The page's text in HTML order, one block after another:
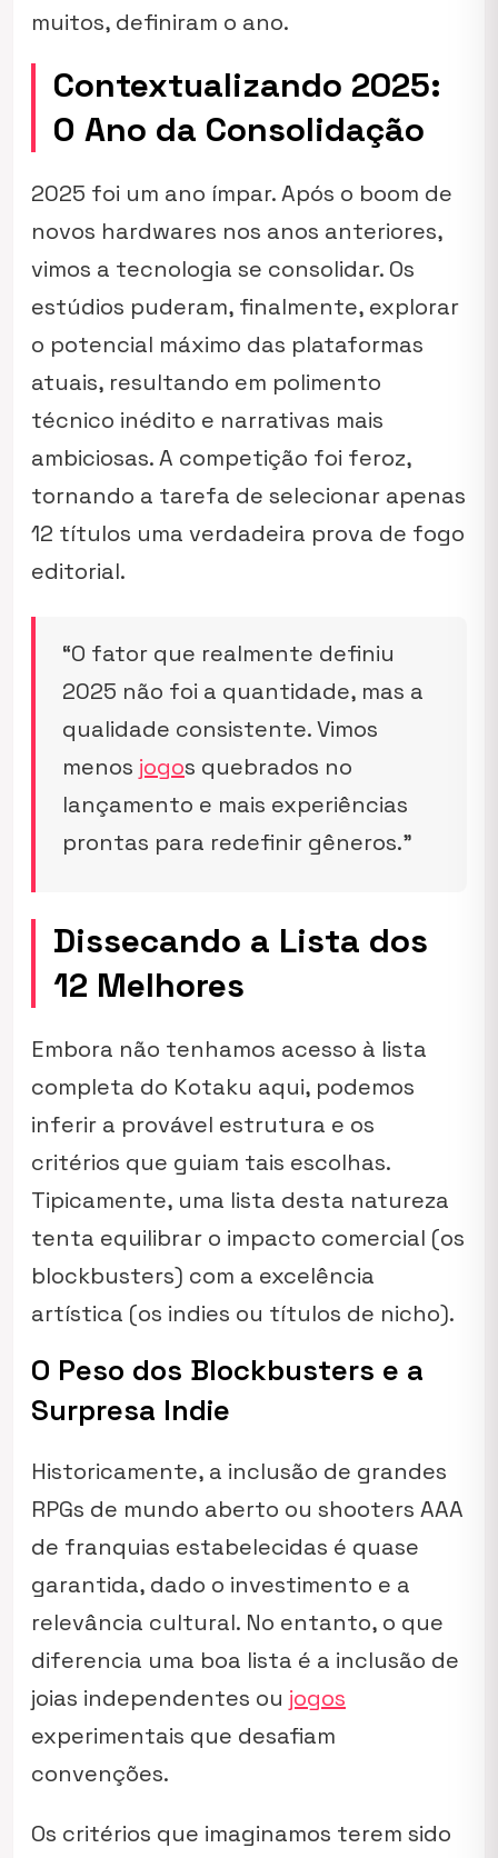
muitos, definiram o ano.
Contextualizando 2025:
O Ano da Consolidação
2025 foi um ano ímpar. Após o boom de
novos hardwares nos anos anteriores,
vimos a tecnologia se consolidar. Os
estúdios puderam, finalmente, explorar
o potencial máximo das plataformas
atuais, resultando em polimento
técnico inédito e narrativas mais
ambiciosas. A competição foi feroz,
tornando a tarefa de selecionar apenas
12 títulos uma verdadeira prova de fogo
editorial.
“O fator que realmente definiu
2025 não foi a quantidade, mas a
qualidade consistente. Vimos
menos jogos quebrados no
lançamento e mais experiências
prontas para redefinir gêneros.”
Dissecando a Lista dos
12 Melhores
Embora não tenhamos acesso à lista
completa do Kotaku aqui, podemos
inferir a provável estrutura e os
critérios que guiam tais escolhas.
Tipicamente, uma lista desta natureza
tenta equilibrar o impacto comercial (os
blockbusters) com a excelência
artística (os indies ou títulos de nicho).
O Peso dos Blockbusters e a
Surpresa Indie
Historicamente, a inclusão de grandes
RPGs de mundo aberto ou shooters AAA
de franquias estabelecidas é quase
garantida, dado o investimento e a
relevância cultural. No entanto, o que
diferencia uma boa lista é a inclusão de
joias independentes ou jogos
experimentais que desafiam
convenções.
Os critérios que imaginamos terem sido